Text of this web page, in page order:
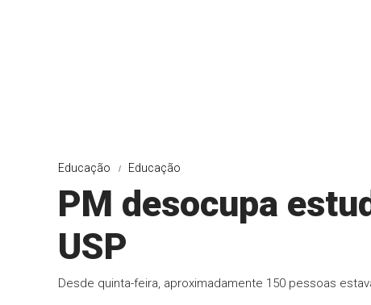
Educação Educação
PM desocupa
USP
Desde quinta-feira, aproximadamente 150 pessoas